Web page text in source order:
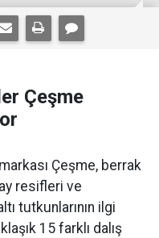
Çeşme
Çeşme, berrak
resifleri ve
tutkunlarının ilgi
15 farklı dalış